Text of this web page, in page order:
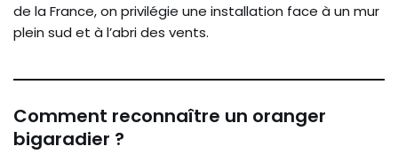
de la France, on privilégie une installation face à un mur
plein sud et à l’abri des vents.
Comment reconnaître un oranger
bigaradier ?